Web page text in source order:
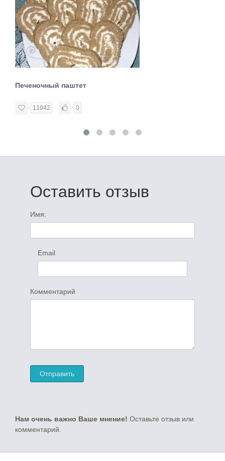
Печеночный паштет
11042 0
Оставить отзыв
Имя:
Email
Комментарий
Нам очень важно Ваше мнение! Оставьте отзыв или
комментарий.